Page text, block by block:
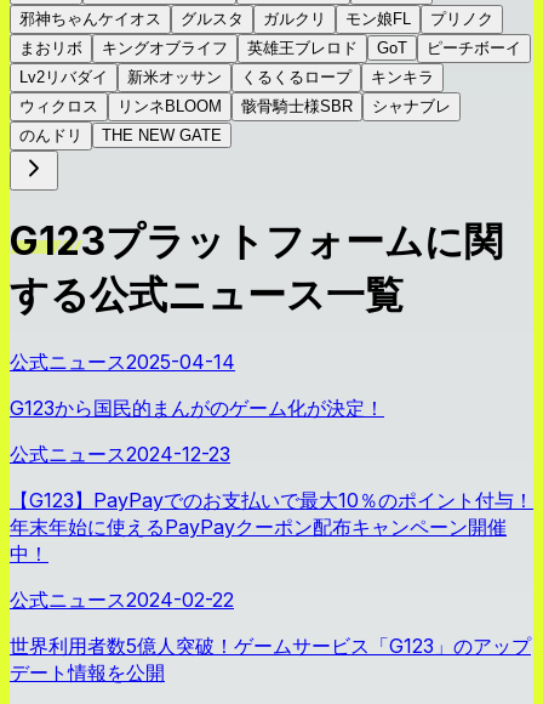
邪神ちゃんケイオス
グルスタ ガルクリ モン娘FL
プリノク
まおリボ
キングオブライフ 英雄王ブレロド GoT
ピーチボーイ
Lv2リバダイ
新米オッサン くるくるロープ
キンキラ
ウィクロス
リンネBLOOM 骸骨騎士様SBR
シャナブレ
のんドリ
THE NEW GATE
G123プラットフォームに関
する公式ニュース一覧
公式ニュース2025-04-14
G123から国民的まんがのゲーム化が決定！
公式ニュース2024-12-23
【G123】PayPayでのお支払いで最大10％のポイント付与！
年末年始に使えるPayPayクーポン配布キャンペーン開催
中！
公式ニュース2024-02-22
世界利用者数5億人突破！ゲームサービス「G123」のアップ
デート情報を公開